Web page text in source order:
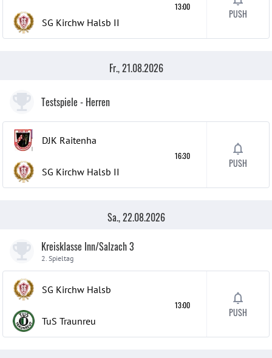
SG Kirchw Halsb II
13:00
PUSH
Fr., 21.08.2026
Testspiele - Herren
DJK Raitenha
SG Kirchw Halsb II
16:30
PUSH
Sa., 22.08.2026
Kreisklasse Inn/Salzach 3
2. Spieltag
SG Kirchw Halsb
TuS Traunreu
13:00
PUSH